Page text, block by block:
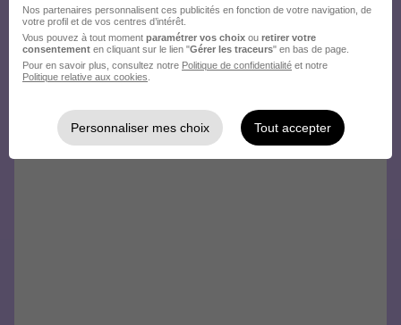
Nos partenaires personnalisent ces publicités en fonction de votre navigation, de
votre profil et de vos centres d’intérêt.
Vous pouvez à tout moment paramétrer vos choix ou retirer votre
consentement en cliquant sur le lien "Gérer les traceurs" en bas de page.
Pour en savoir plus, consultez notre Politique de confidentialité et notre
Politique relative aux cookies
Personnaliser mes choix Tout accepter